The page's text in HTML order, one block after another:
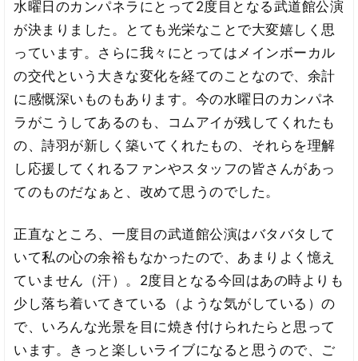
水曜日のカンパネラにとって2度目となる武道館公演
が決まりました。とても光栄なことで大変嬉しく思
っています。さらに我々にとってはメインボーカル
の交代という大きな変化を経てのことなので、余計
に感慨深いものもあります。今の水曜日のカンパネ
ラがこうしてあるのも、コムアイが残してくれたも
の、詩羽が新しく築いてくれたもの、それらを理解
し応援してくれるファンやスタッフの皆さんがあっ
てのものだなぁと、改めて思うのでした。
正直なところ、一度目の武道館公演はバタバタして
いて私の心の余裕もなかったので、あまりよく憶え
ていません（汗）。2度目となる今回はあの時よりも
少し落ち着いてきている（ような気がしている）の
で、いろんな光景を目に焼き付けられたらと思って
います。きっと楽しいライブになると思うので、ご